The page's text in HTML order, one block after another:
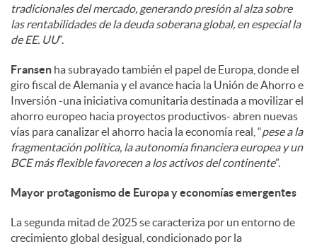
tradicionales del mercado, generando presión al alza sobre
las rentabilidades de la deuda soberana global, en especial la
de EE. UU”.
Fransen ha subrayado también el papel de Europa, donde el
giro fiscal de Alemania y el avance hacia la Unión de Ahorro e
Inversión -una iniciativa comunitaria destinada a movilizar el
ahorro europeo hacia proyectos productivos- abren nuevas
vías para canalizar el ahorro hacia la economía real, “pese a la
fragmentación política, la autonomía financiera europea y un
BCE más flexible favorecen a los activos del continente”.
Mayor protagonismo de Europa y economías emergentes
La segunda mitad de 2025 se caracteriza por un entorno de
crecimiento global desigual, condicionado por la